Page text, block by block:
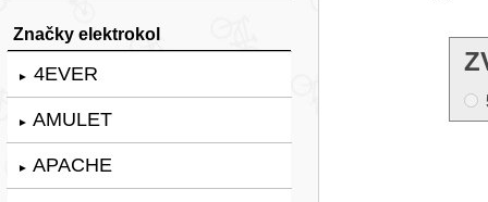
Značky elektrokol
► 4EVER
► AMULET
► APACHE